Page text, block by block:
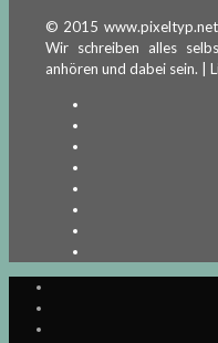
© 2015
Wir schreiben alles
anhören und dabei sein. |